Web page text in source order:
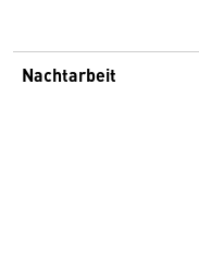
Nachtarbeit